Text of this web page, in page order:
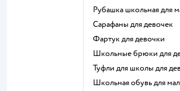
Рубашка школьная для
Сарафаны для девочек
Фартук для девочки
Школьные брюки для
Туфли для школы для
Школьная обувь для